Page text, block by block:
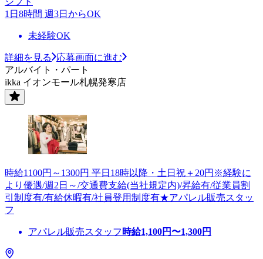
1日8時間 週3日からOK
未経験OK
詳細を見る
応募画面に進む
アルバイト・パート
ikka イオンモール札幌発寒店
時給1100円～1300円 平日18時以降・土日祝＋20円※経験に
より優遇/週2日～/交通費支給(当社規定内)/昇給有/従業員割
引制度有/有給休暇有/社員登用制度有★アパレル販売スタッ
フ
アパレル販売スタッフ 時給1,100円〜1,300円